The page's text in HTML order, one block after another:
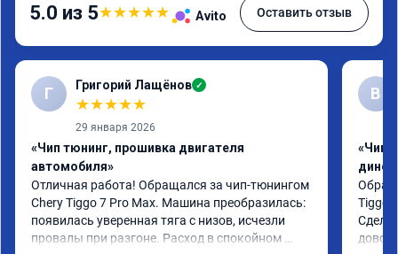
5.0 из 5★★★★★ Avito Оставить отзыв
Г Григорий Лащёнов ✓
★★★★★
29 января 2026
«Чип тюнинг, прошивка двигателя
автомобиля»
Отличная работа! Обращался за чип-тюнингом
Chery Tiggo 7 Pro Max. Машина преобразилась:
появилась уверенная тяга с низов, исчезли
провалы при разгоне. Расход в спокойном
В
«Чип
Tiggo